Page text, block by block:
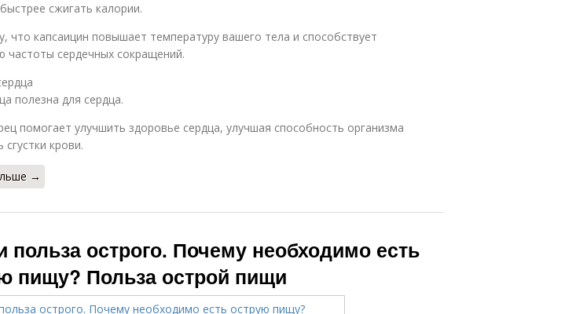
сжигать калории.
что капсаицин повышает температуру вашего тела и способствует
частоты сердечных сокращений.
полезна для сердца.
помогает улучшить здоровье сердца, улучшая способность организма
сгустки крови.
→
польза острого. Почему необходимо есть
пищу? Польза острой пищи